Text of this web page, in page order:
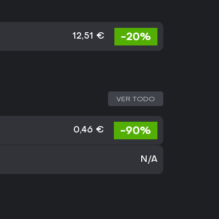
12,51 € -20%
VER TODO
0,46 € -90%
N/A